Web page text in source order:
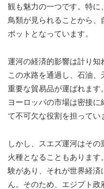
観も魅力の一つです。特に
鳥類が見られることから、
ポットとなっています。
運河の経済的影響は計り
この水路を通過し、石油
重要な貿易品が運ばれます
ヨーロッパの市場は密接
て不可欠な役割を担ってい
しかし、スエズ運河はそ
火種となることもありま
験があり、それが世界経
ん。そのため、エジプト